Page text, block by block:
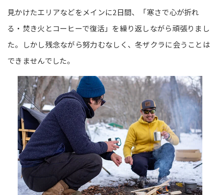
見かけたエリアなどをメインに2日間、「寒さで心が折れ
る・焚き火とコーヒーで復活」を繰り返しながら頑張りまし
た。しかし残念ながら努力むなしく、冬ザクラに会うことは
できませんでした。